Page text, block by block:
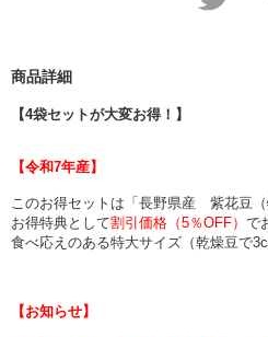
商品詳細
【4袋セットが大変お得！】
【令和7年産】
このお得セットは「長野県産 紫花豆
お得特典として割引価格（5％OFF） で
食べ応えのある特大サイズ（乾燥豆で
【お知らせ】